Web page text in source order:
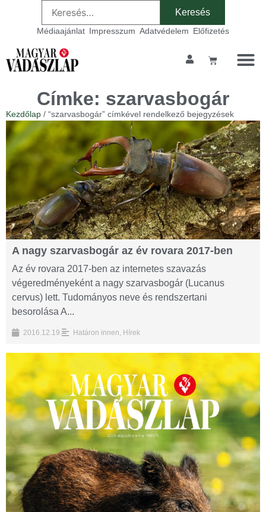
Médiaajánlat Impresszum Adatvédelem Előfizetés
Címke: szarvasbogár
Kezdőlap / “szarvasbogár” címkével rendelkező bejegyzések
A nagy szarvasbogár az év rovara 2017-ben
Az év rovara 2017-ben az internetes szavazás
végeredményeként a nagy szarvasbogár (Lucanus
cervus) lett. Tudományos neve és rendszertani
besorolása A...
2016.12.19. Határon innen, Hírek